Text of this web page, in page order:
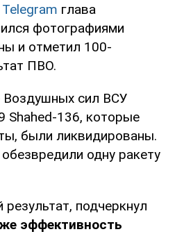
Telegram глава
фотографиями
и отметил 100-
ПВО.
Воздушных сил ВСУ
Shahed-136, которые
были ликвидированы.
одну ракету
подчеркнул
эффективность